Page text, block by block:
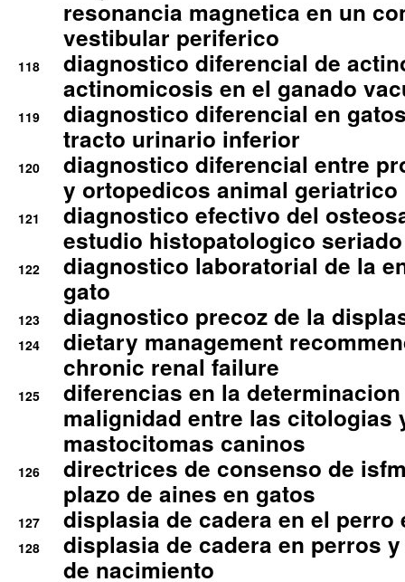
resonancia magnetica en un
vestibular periferico
118
diagnostico diferencial de
actinomicosis en el ganado
119
diagnostico diferencial en
tracto urinario inferior
120
diagnostico diferencial entre
y ortopedicos animal geriatrico
121
diagnostico efectivo del
estudio histopatologico seriado
122
diagnostico laboratorial de la
gato
123 diagnostico precoz de la
124
dietary management
chronic renal failure
125
diferencias en la
malignidad entre las citologias
mastocitomas caninos
126
directrices de consenso de
plazo de aines en gatos
127 displasia de cadera en el perro
128
displasia de cadera en perros
de nacimiento